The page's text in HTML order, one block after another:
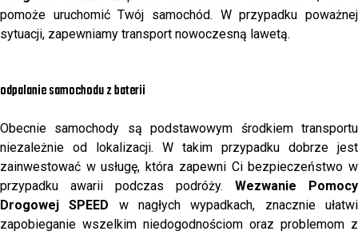
pomoże uruchomić Twój samochód. W przypadku poważnej
sytuacji, zapewniamy transport nowoczesną lawetą.
odpalanie samochodu z baterii
Obecnie samochody są podstawowym środkiem transportu
niezależnie od lokalizacji. W takim przypadku dobrze jest
zainwestować w usługę, która zapewni Ci bezpieczeństwo w
przypadku awarii podczas podróży. Wezwanie Pomocy
Drogowej SPEED w nagłych wypadkach, znacznie ułatwi
zapobieganie wszelkim niedogodnościom oraz problemom z